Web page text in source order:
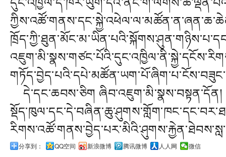
དེ་དང་ཆབས་ཅིག ཞིབ་འཇུག་མི་སྣས་བསྟན་དོན།
分享到： QQ空间 新浪微博 腾讯微博 人人网 微信